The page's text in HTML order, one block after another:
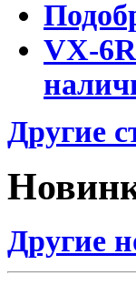
VX-
Другие
Другие